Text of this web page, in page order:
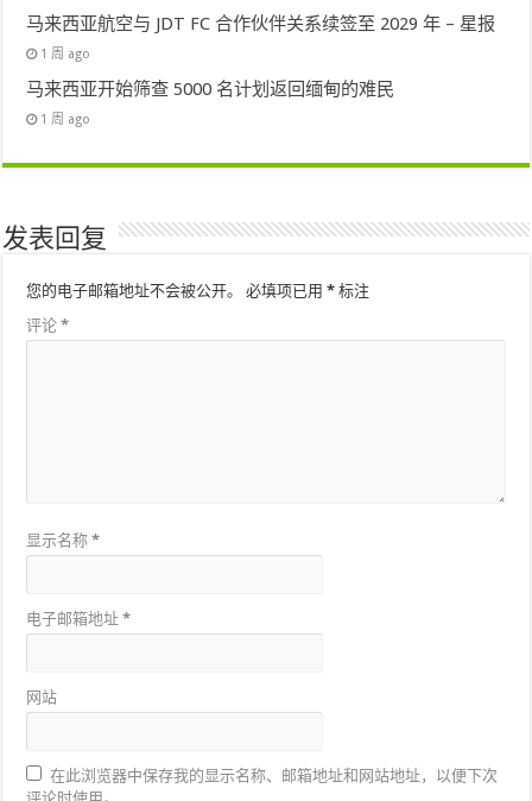
马来西亚航空与 JDT FC 合作伙伴关系续签至 2029 年 – 星报
1 周 ago
马来西亚开始筛查 5000 名计划返回缅甸的难民
1 周 ago
发表回复
您的电子邮箱地址不会被公开。 必填项已用* 标注
评论*
显示名称*
电子邮箱地址*
网站
在此浏览器中保存我的显示名称、邮箱地址和网站地址，以便下次